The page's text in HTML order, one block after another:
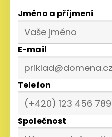
Jméno a příjmení
E-mail
Telefon
Společnost